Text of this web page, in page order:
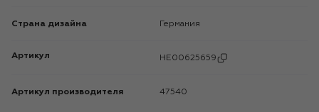
Страна дизайна Германия
Артикул HE00625659
Артикул производителя 47540